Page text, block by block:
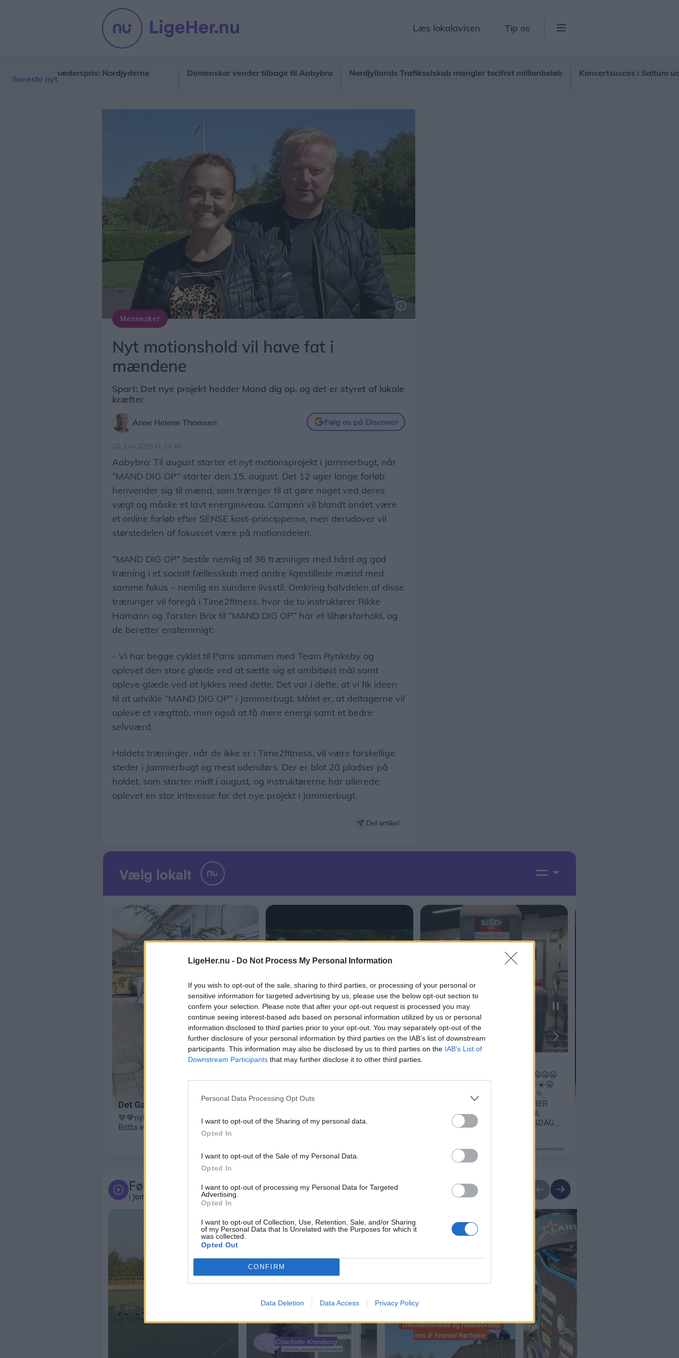
LigeHer.nu - Do Not Process My Personal Information
If you wish to opt-out of the sale, sharing to third parties, or processing of your personal or
sensitive information for targeted advertising by us, please use the below opt-out section to
confirm your selection. Please note that after your opt-out request is processed you may
continue seeing interest-based ads based on personal information utilized by us or personal
information disclosed to third parties prior to your opt-out. You may separately opt-out of the
further disclosure of your personal information by third parties on the IAB’s list of downstream
participants. This information may also be disclosed by us to third parties on the IAB’s List of
Downstream Participants that may further disclose it to other third parties.
Personal Data Processing Opt Outs
I want to opt-out of the Sharing of my personal data.
Opted In
I want to opt-out of the Sale of my Personal Data.
Opted In
I want to opt-out of processing my Personal Data for Targeted
Advertising.
Opted In
I want to opt-out of Collection, Use, Retention, Sale, and/or Sharing
of my Personal Data that Is Unrelated with the Purposes for which it
was collected.
Opted Out
CONFIRM
Data Deletion Data Access Privacy Policy
Læs lokalavisen Tip os
Seneste nyt
ny hæderspris: Nordjyderne
Demenskor vender tilbage til Aabybro Nordjyllands Trafikselskab mangler tocifret millionbeløb Koncertsucces i Saltum udløser
Mennesker
Nyt motionshold vil have fat i
mændene
Sport: Det nye projekt hedder Mand dig op, og det er styret af lokale
kræfter
Anne Helene Thomsen Følg os på Discover
20. juni 2019 kl. 14.48
Aabybro: Til august starter et nyt motionsprojekt i Jammerbugt, når
”MAND DIG OP” starter den 15. august. Det 12 uger lange forløb
henvender sig til mænd, som trænger til at gøre noget ved deres
vægt og måske et lavt energiniveau. Campen vil blandt andet være
et online forløb efter SENSE kost-principperne, men derudover vil
størstedelen af fokusset være på motionsdelen.
”MAND DIG OP” består nemlig af 36 træninger med hård og god
træning i et socialt fællesskab med andre ligestillede mænd med
samme fokus – nemlig en sundere livsstil. Omkring halvdelen af disse
træninger vil foregå i Time2fitness, hvor de to instruktører Rikke
Hamann og Torsten Brix til ”MAND DIG OP” har et tilhørsforhold, og
de beretter enstemmigt:
- Vi har begge cyklet til Paris sammen med Team Rynkeby og
oplevet den store glæde ved at sætte sig et ambitiøst mål samt
opleve glæde ved at lykkes med dette. Det var i dette, at vi fik ideen
til at udvikle ”MAND DIG OP” i Jammerbugt. Målet er, at deltagerne vil
opleve et vægttab, men også at få mere energi samt et bedre
selvværd.
Holdets træninger, når de ikke er i Time2fitness, vil være forskellige
steder i Jammerbugt og mest udendørs. Der er blot 20 pladser på
holdet, som starter midt i august, og instruktørerne har allerede
oplevet en stor interesse for det nye projekt i Jammerbugt.
Del artikel
Annonceret indhold
Følg med
i Jammerbugt